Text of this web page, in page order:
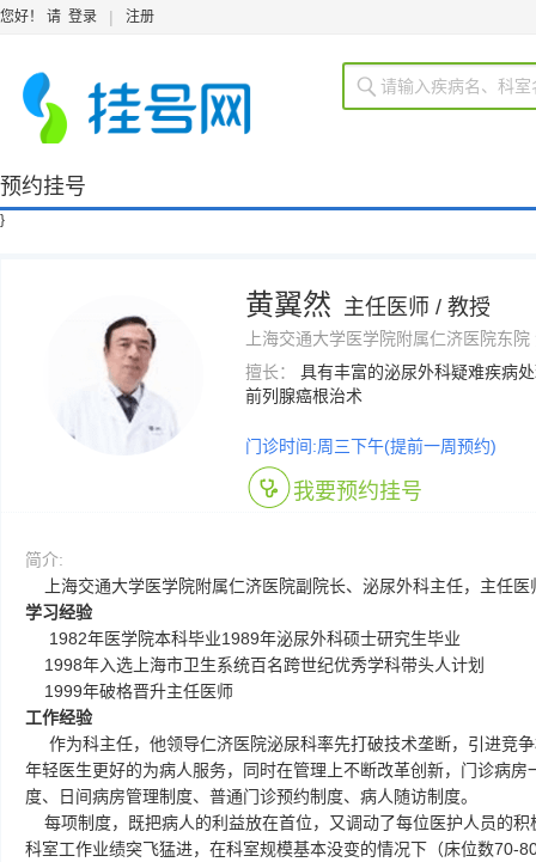
您好！ 请 登录 | 注册
预约挂号
}
黄翼然 主任医师 / 教授
上海交通大学医学院附属仁济医院东
擅长：
具有丰富的泌尿外科疑难疾病
前列腺癌根治术
门诊时间:周三下午(提前一周预约)
我要预约挂号
简介:
上海交通大学医学院附属仁济医院副院长、泌尿外科主任，主任医
学习经验
1982年医学院本科毕业1989年泌尿外科硕士研究生毕业
1998年入选上海市卫生系统百名跨世纪优秀学科带头人计划
1999年破格晋升主任医师
工作经验
作为科主任，他领导仁济医院泌尿科率先打破技术垄断，引进竞
年轻医生更好的为病人服务，同时在管理上不断改革创新，门诊病房
度、日间病房管理制度、普通门诊预约制度、病人随访制度。
每项制度，既把病人的利益放在首位，又调动了每位医护人员的积
科室工作业绩突飞猛进，在科室规模基本没变的情况下（床位数70-